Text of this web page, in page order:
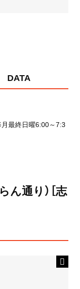
DATA
最終日曜6:00～7:3
ん通り）［志